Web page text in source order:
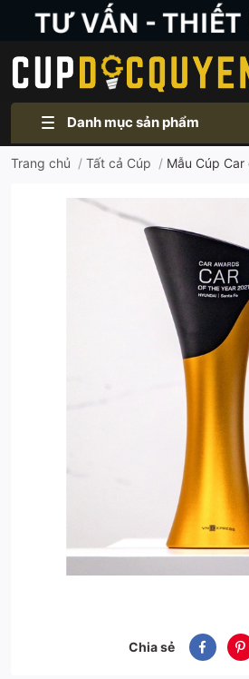
Danh mục sản phẩm
Trang chủ / Tất cả Cúp / Mẫu Cúp Car
Chia sẻ